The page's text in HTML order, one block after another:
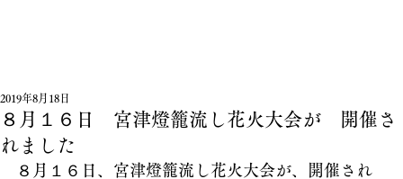
８月１６日 宮津燈籠流し花火大会が 開催さ
れました
2019年8月18日
８月１６日、宮津燈籠流し花火大会が、開催され